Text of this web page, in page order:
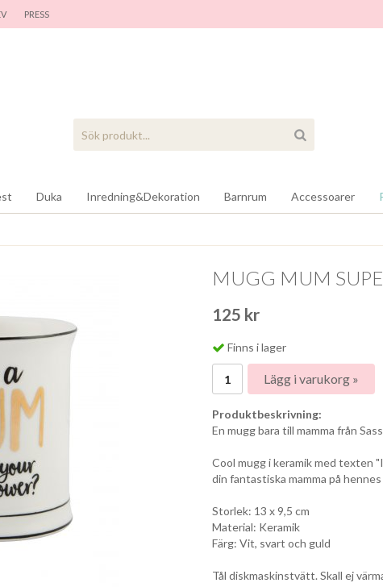
PRESS
Duka Inredning&Dekoration Barnrum Accessoarer
MUGG MUM
125 kr
Finns i lager
Lägg i varukorg »
Produktbeskrivning:
En mugg bara till mamma från
Cool mugg i keramik med texten
din fantastiska mamma på
Storlek: 13 x 9,5 cm
Material: Keramik
Färg: Vit, svart och guld
Tål diskmaskinstvätt. Skall ej